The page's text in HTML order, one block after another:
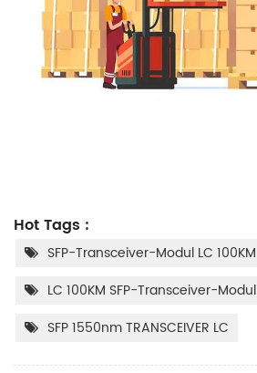
Hot Tags :
SFP-Transceiver-Modul LC 100KM
LC 100KM SFP-Transceiver-Modul
SFP 1550nm TRANSCEIVER LC